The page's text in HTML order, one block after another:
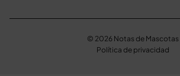
© 2026 Notas de Mascotas
Política de privacidad